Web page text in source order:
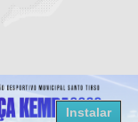
Instalar